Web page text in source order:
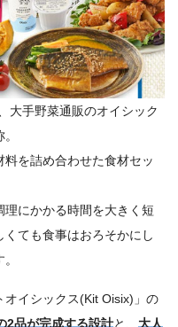
大手野菜通販のオイシック
を詰め合わせた食材セッ
にかかる時間を大きく短
ても食事はおろそかにし
オイシックス(Kit Oisix)」の
2品が完成する設計と、 大人